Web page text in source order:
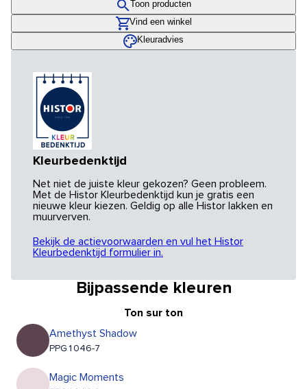
Toon producten
Vind een winkel
Kleuradvies
Kleurbedenktijd
Net niet de juiste kleur gekozen? Geen probleem.
Met de Histor Kleurbedenktijd kun je gratis een
nieuwe kleur kiezen. Geldig op alle Histor lakken en
muurverven.
Bekijk de actievoorwaarden en vul het Histor
Kleurbedenktijd formulier in.
Bijpassende kleuren
Ton sur ton
Amethyst Shadow
PPG1046-7
Magic Moments